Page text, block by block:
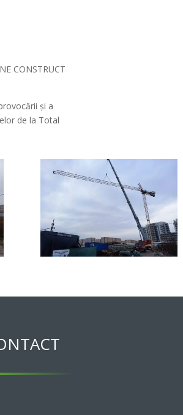
CONSTRUCT
și a
de la Total